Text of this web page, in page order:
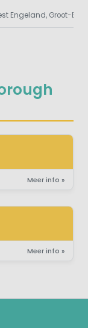
Meer info »
Meer info »